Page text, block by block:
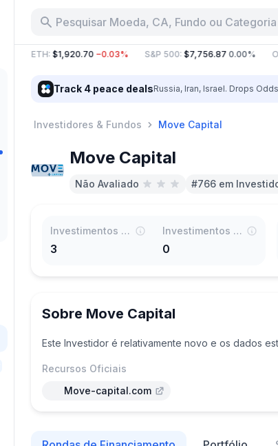
Pesquisar Moeda, CA, Fundo ou Categoria
ETH:$1,920.70 −0.03% S&P 500:$7,756.87 0.00%
Track 4 peace dealsRussia, Iran, Israel. Drops
Investidores & Fundos Move Capital
Move Capital
Não Avaliado #766 em
Investimentos Totais
3
Investimentos Principais
0
Sobre Move Capital
Este Investidor é relativamente novo e os dados
Recursos Oficiais
Move-capital.com